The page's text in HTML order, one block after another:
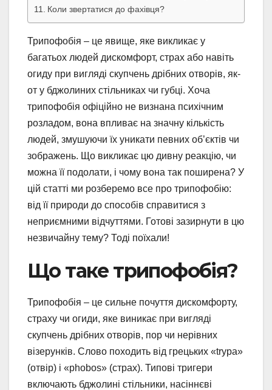
Коли звертатися до фахівця?
Трипофобія – це явище, яке викликає у
багатьох людей дискомфорт, страх або навіть
огиду при вигляді скупчень дрібних отворів, як-
от у бджолиних стільниках чи губці. Хоча
трипофобія офіційно не визнана психічним
розладом, вона впливає на значну кількість
людей, змушуючи їх уникати певних об’єктів чи
зображень. Що викликає цю дивну реакцію, чи
можна її подолати, і чому вона так поширена? У
цій статті ми розберемо все про трипофобію:
від її природи до способів справитися з
неприємними відчуттями. Готові зазирнути в цю
незвичайну тему? Тоді поїхали!
Що таке трипофобія?
Трипофобія – це сильне почуття дискомфорту,
страху чи огиди, яке виникає при вигляді
скупчень дрібних отворів, пор чи нерівних
візерунків. Слово походить від грецьких «trypa»
(отвір) і «phobos» (страх). Типові тригери
включають бджолині стільники, насіннєві